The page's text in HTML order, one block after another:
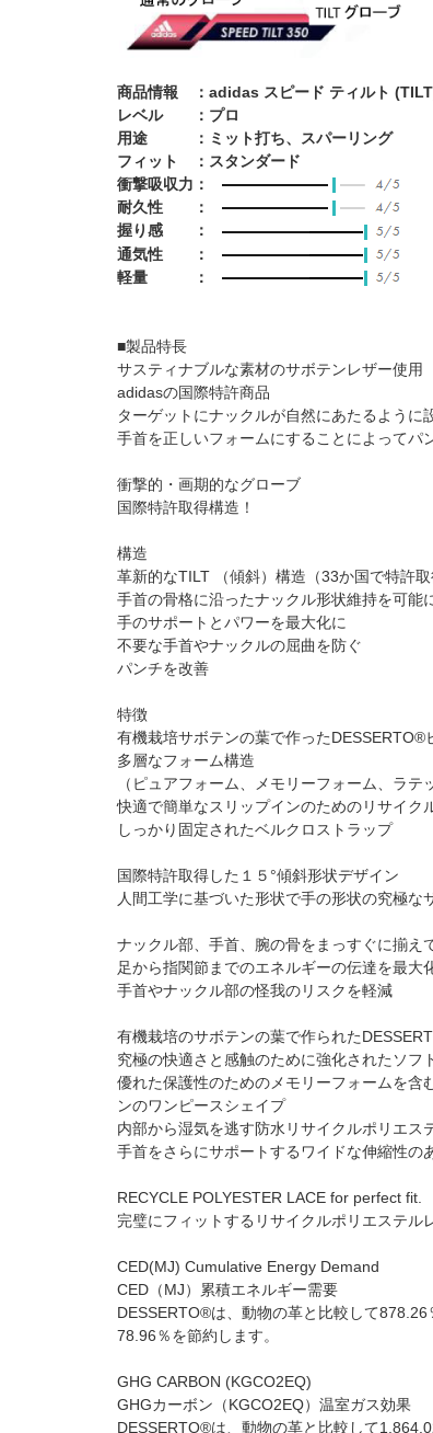
商品情報 ：adidas スピード ティルト
レベル ：プロ
用途 ：ミット打ち、スパーリング
フィット ：スタンダード
衝撃吸収力：
耐久性 ：
握り感 ：
通気性 ：
軽量 ：
■製品特長
サスティナブルな素材のサボテンレザー使用
adidasの国際特許商品
ターゲットにナックルが自然にあたるよう
手首を正しいフォームにすることによって
衝撃的・画期的なグローブ
国際特許取得構造！
構造
革新的なTILT （傾斜）構造（33か国で特許取
手首の骨格に沿ったナックル形状維持を可能
手のサポートとパワーを最大化に
不要な手首やナックルの屈曲を防ぐ
パンチを改善
特徴
有機栽培サボテンの葉で作ったDESSERTO®
多層なフォーム構造
（ピュアフォーム、メモリーフォーム、ラテ
快適で簡単なスリップインのためのリサイク
しっかり固定されたベルクロストラップ
国際特許取得した１５°傾斜形状デザイン
人間工学に基づいた形状で手の形状の究極な
ナックル部、手首、腕の骨をまっすぐに揃え
足から指関節までのエネルギーの伝達を最大
手首やナックル部の怪我のリスクを軽減
有機栽培のサボテンの葉で作られた
究極の快適さと感触のために強化されたソフ
優れた保護性のためのメモリーフォームを含
ンのワンピースシェイプ
内部から湿気を逃す防水リサイクルポリエス
手首をさらにサポートするワイドな伸縮性の
RECYCLE POLYESTER LACE for perfect fit.
完璧にフィットするリサイクルポリエステル
CED(MJ) Cumulative Energy Demand
CED（MJ）累積エネルギー需要
DESSERTO®は、動物の革と比較して
78.96％を節約します。
GHG CARBON (KGCO2EQ)
GHGカーボン（KGCO2EQ）温室ガス効果
DESSERTO®は、動物の革と比較して